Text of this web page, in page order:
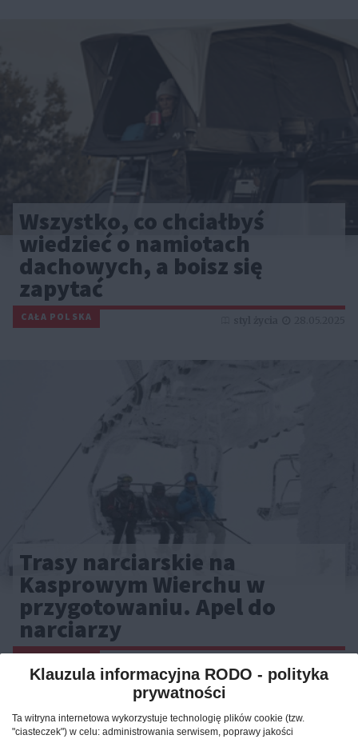
Wszystko, co chciałbyś
wiedzieć o namiotach
dachowych, a boisz się
zapytać
CAŁA POLSKA
Trasy narciarskie na
Kasprowym Wierchu w
przygotowaniu. Apel do
narciarzy
CAŁA POLSKA
Klauzula informacyjna RODO - polityka
prywatności
Ta witryna internetowa wykorzystuje technologię plików cookie (tzw.
"ciasteczek") w celu: administrowania serwisem, poprawy jakości